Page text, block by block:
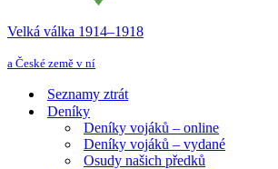
Velká válka 1914–⁠⁠⁠⁠⁠⁠1918
a České země v ní
Seznamy ztrát
Deníky
Deníky vojáků – online
Deníky vojáků – vydané
Osudy našich předků